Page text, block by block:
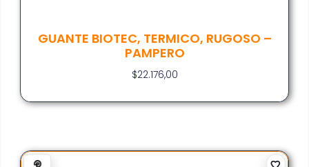
GUANTE BIOTEC, TERMICO, RUGOSO –
PAMPERO
$22.176,00